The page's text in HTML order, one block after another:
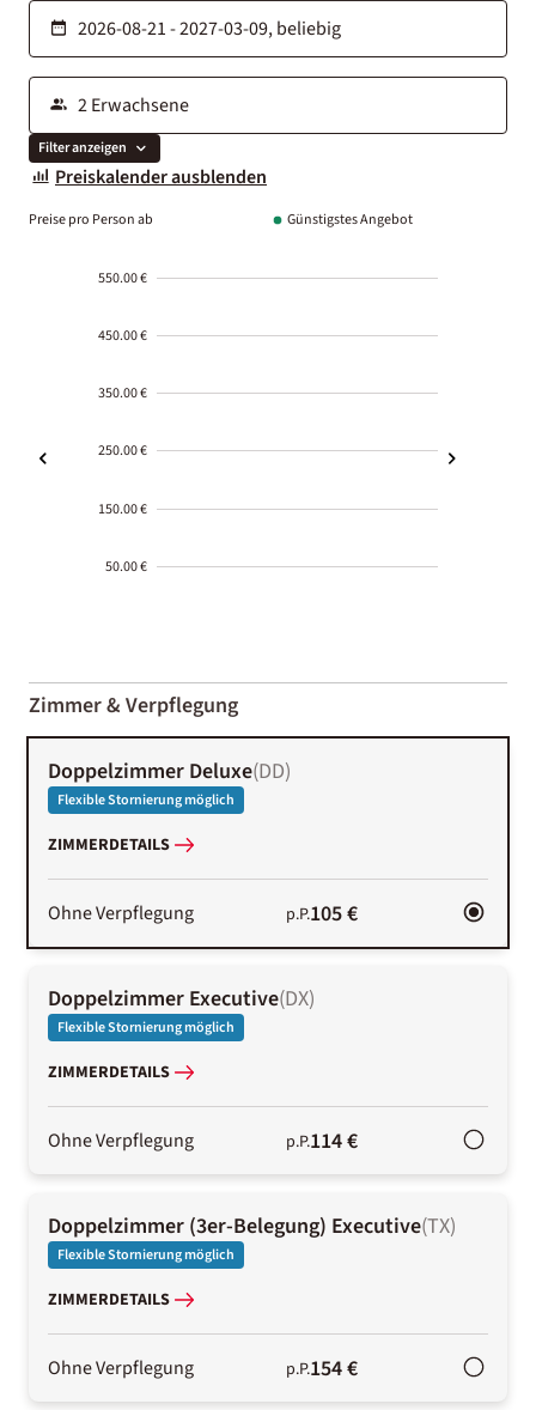
Filter anzeigen
Preiskalender ausblenden
Preise pro Person ab Günstigstes Angebot
550.00 €
450.00 €
350.00 €
250.00 €
150.00 €
50.00 €
01-02
Zimmer & Verpflegung
Doppelzimmer Deluxe(DD)
Flexible Stornierung möglich
ZIMMERDETAILS
Ohne Verpflegung p.P.105 €
Doppelzimmer Executive(DX)
Flexible Stornierung möglich
ZIMMERDETAILS
Ohne Verpflegung p.P.114 €
Doppelzimmer (3er-Belegung) Executive(TX)
Flexible Stornierung möglich
ZIMMERDETAILS
Ohne Verpflegung p.P.154 €